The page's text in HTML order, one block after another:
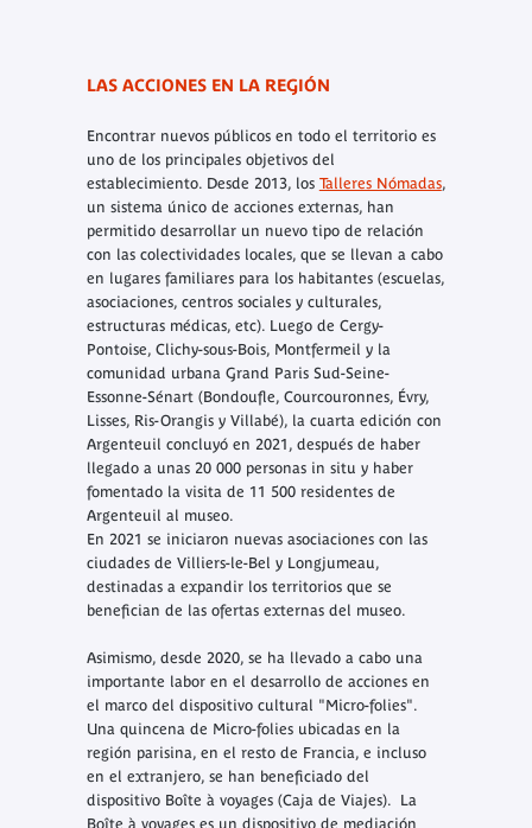
LAS ACCIONES EN LA REGIÓN
Encontrar nuevos públicos en todo el territorio es
uno de los principales objetivos del
establecimiento. Desde 2013, los Talleres Nómadas,
un sistema único de acciones externas, han
permitido desarrollar un nuevo tipo de relación
con las colectividades locales, que se llevan a cabo
en lugares familiares para los habitantes (escuelas,
asociaciones, centros sociales y culturales,
estructuras médicas, etc). Luego de Cergy-
Pontoise, Clichy-sous-Bois, Montfermeil y la
comunidad urbana Grand Paris Sud-Seine-
Essonne-Sénart (Bondoufle, Courcouronnes, Évry,
Lisses, Ris-Orangis y Villabé), la cuarta edición con
Argenteuil concluyó en 2021, después de haber
llegado a unas 20 000 personas in situ y haber
fomentado la visita de 11 500 residentes de
Argenteuil al museo.
En 2021 se iniciaron nuevas asociaciones con las
ciudades de Villiers-le-Bel y Longjumeau,
destinadas a expandir los territorios que se
benefician de las ofertas externas del museo.
Asimismo, desde 2020, se ha llevado a cabo una
importante labor en el desarrollo de acciones en
el marco del dispositivo cultural "Micro-folies".
Una quincena de Micro-folies ubicadas en la
región parisina, en el resto de Francia, e incluso
en el extranjero, se han beneficiado del
dispositivo Boîte à voyages (Caja de Viajes). La
Boîte à voyageses un dispositivo de mediación